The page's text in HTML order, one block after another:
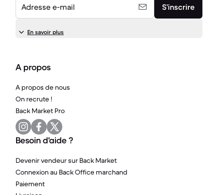
Adresse e-mail S’inscrire
En savoir plus
A propos
A propos de nous
On recrute !
Back Market Pro
Besoin d'aide ?
Devenir vendeur sur Back Market
Connexion au Back Office marchand
Paiement